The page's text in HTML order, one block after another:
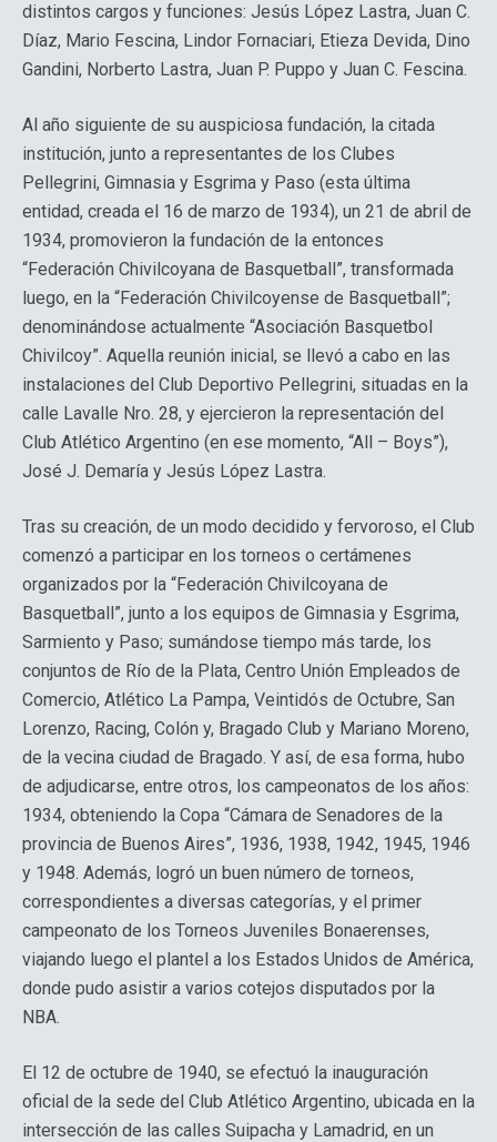
distintos cargos y funciones: Jesús López Lastra, Juan C.
Díaz, Mario Fescina, Lindor Fornaciari, Etieza Devida, Dino
Gandini, Norberto Lastra, Juan P. Puppo y Juan C. Fescina.
Al año siguiente de su auspiciosa fundación, la citada
institución, junto a representantes de los Clubes
Pellegrini, Gimnasia y Esgrima y Paso (esta última
entidad, creada el 16 de marzo de 1934), un 21 de abril de
1934, promovieron la fundación de la entonces
“Federación Chivilcoyana de Basquetball”, transformada
luego, en la “Federación Chivilcoyense de Basquetball”;
denominándose actualmente “Asociación Basquetbol
Chivilcoy”. Aquella reunión inicial, se llevó a cabo en las
instalaciones del Club Deportivo Pellegrini, situadas en la
calle Lavalle Nro. 28, y ejercieron la representación del
Club Atlético Argentino (en ese momento, “All – Boys”),
José J. Demaría y Jesús López Lastra.
Tras su creación, de un modo decidido y fervoroso, el Club
comenzó a participar en los torneos o certámenes
organizados por la “Federación Chivilcoyana de
Basquetball”, junto a los equipos de Gimnasia y Esgrima,
Sarmiento y Paso; sumándose tiempo más tarde, los
conjuntos de Río de la Plata, Centro Unión Empleados de
Comercio, Atlético La Pampa, Veintidós de Octubre, San
Lorenzo, Racing, Colón y, Bragado Club y Mariano Moreno,
de la vecina ciudad de Bragado. Y así, de esa forma, hubo
de adjudicarse, entre otros, los campeonatos de los años:
1934, obteniendo la Copa “Cámara de Senadores de la
provincia de Buenos Aires”, 1936, 1938, 1942, 1945, 1946
y 1948. Además, logró un buen número de torneos,
correspondientes a diversas categorías, y el primer
campeonato de los Torneos Juveniles Bonaerenses,
viajando luego el plantel a los Estados Unidos de América,
donde pudo asistir a varios cotejos disputados por la
NBA.
El 12 de octubre de 1940, se efectuó la inauguración
oficial de la sede del Club Atlético Argentino, ubicada en la
intersección de las calles Suipacha y Lamadrid, en un